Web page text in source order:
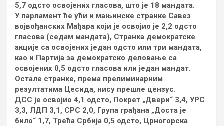
5,7 одсто освојених гласова, што је 18 мандата.
У парламент ће ући и мањинске странке Савез
војвођанских Мађара који је освојио је 2,2 одсто
гласова (седам мандата), Странка демократске
акције са освојених један одсто или три мандата,
као и Партија за демократско деловање са
освојених 0,5 одсто гласова или један мандат.
Остале странке, према прелиминарним
резултатима Цесида, нису прешле цензус.
ДСС је освојио 4,1 одсто, Покрет „Двери“ 3,4, УРС
3,3, ЛДП 3,1, СРС 2,0, Група грађана „Доста је
било“ 1,7, Трећа Србија 0,5 одсто, Црногорска